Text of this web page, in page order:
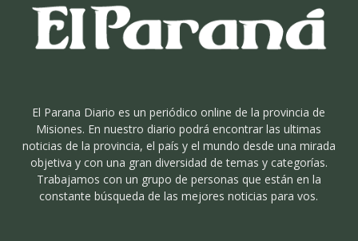
El Parana Diario es un periódico online de la provincia de
Misiones. En nuestro diario podrá encontrar las ultimas
noticias de la provincia, el país y el mundo desde una mirada
objetiva y con una gran diversidad de temas y categorías.
Trabajamos con un grupo de personas que están en la
constante búsqueda de las mejores noticias para vos.